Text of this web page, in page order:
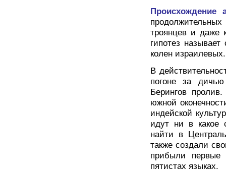
Происхождение
троянцев и даже
гипотез
колен израилевых.
В
погоне за
Берингов
южной
индейской
идут ни в какое
найти в
также создали
прибыли первые
пятистах языках.